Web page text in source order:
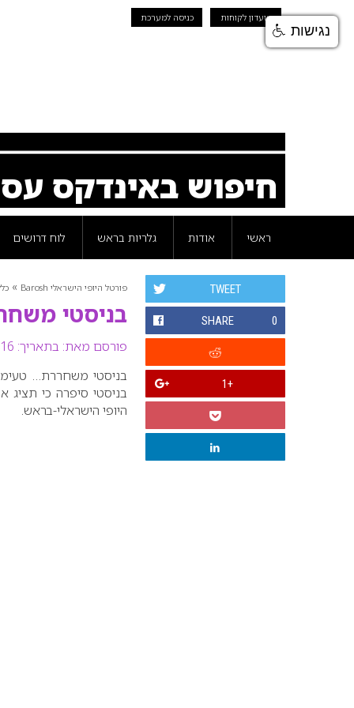
מועדון לקוחות כניסה למערכת
חיפוש באינדקס
ראשי אודות גלריות בראש לוח דרושים
פורטל היופי הישראלי Barosh »
בניסטי
פורסם מאת: בתאריך: 16 ינואר 2008
TWEET
SHARE 0
+1
בניסטי סיפרה כי
היופי הישראלי-בראש.
נגישות